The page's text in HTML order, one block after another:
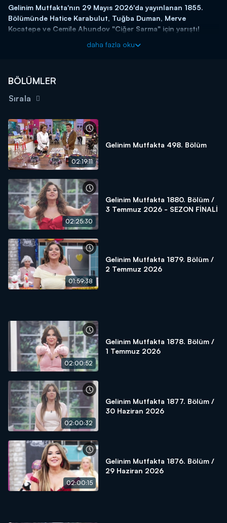
Gelinim Mutfakta'nın 29 Mayıs 2026'da yayınlanan 1855.
Bölümünde Hatice Karabulut, Tuğba Duman, Merve
Kocatepe ve Cemile Ahundov "Ciğer Sarma" için yarıştı!
Başladığı tarihten itibaren hafta birincilerine 15 altın bilezik ödül
yemek yaparım, altınları kaparım!"
formunu doldurmaya başlayın!
BAŞVURULARINIZ İÇİN WHATSAPP HATTI:
BAŞVURULARINIZ İÇİN WEB
ADRESİ:https://www.kanald.com.tr/gelinim-mutfakta-basvuru-
formu
Gelinim Mutfakta, yeni bölümleriyle hafta içi her gün Kanal
D'de!
daha fazla oku
BÖLÜMLER
Sırala
02:19:11
Gelinim Mutfakta 498. Bölüm
02:25:30
Gelinim Mutfakta 1880. Bölüm /
3 Temmuz 2026 - SEZON FİNALİ
01:59:38
Gelinim Mutfakta 1879. Bölüm /
2 Temmuz 2026
02:00:52
Gelinim Mutfakta 1878. Bölüm /
1 Temmuz 2026
02:00:32
Gelinim Mutfakta 1877. Bölüm /
30 Haziran 2026
02:00:15
Gelinim Mutfakta 1876. Bölüm /
29 Haziran 2026